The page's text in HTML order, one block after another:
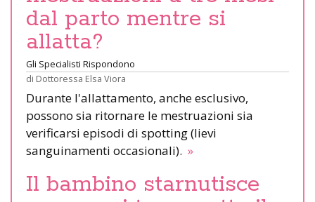
dal parto mentre si
allatta?
Gli Specialisti Rispondono
di Dottoressa Elsa Viora
Durante l'allattamento, anche esclusivo,
possono sia ritornare le mestruazioni sia
verificarsi episodi di spotting (lievi
sanguinamenti occasionali). »
Il bambino starnutisce